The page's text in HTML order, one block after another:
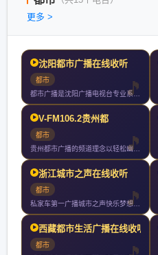
更多 >
沈阳都市广播在线收听
都市
都市广播是沈阳广播电视台专业系列广播频率之一都市广播作为辽沈
V-FM106.2贵州都
都市
贵州都市广播的频道理念以轻松幽默的风格时尚有效的内容为私家车
浙江城市之声在线收听
都市
私家车第一广播城市之声快乐梦想家拥有全球最顶尖的主持群创造知
西藏都市生活广播在线收听
都市